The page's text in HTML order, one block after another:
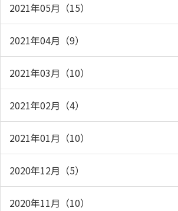
2021年05月（15）
2021年04月（9）
2021年03月（10）
2021年02月（4）
2021年01月（10）
2020年12月（5）
2020年11月（10）